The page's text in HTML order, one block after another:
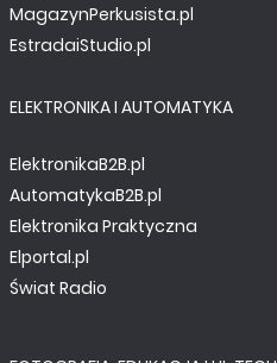
MagazynPerkusista.pl
EstradaiStudio.pl
ELEKTRONIKA I AUTOMATYKA
ElektronikaB2B.pl
AutomatykaB2B.pl
Elektronika Praktyczna
Elportal.pl
Świat Radio